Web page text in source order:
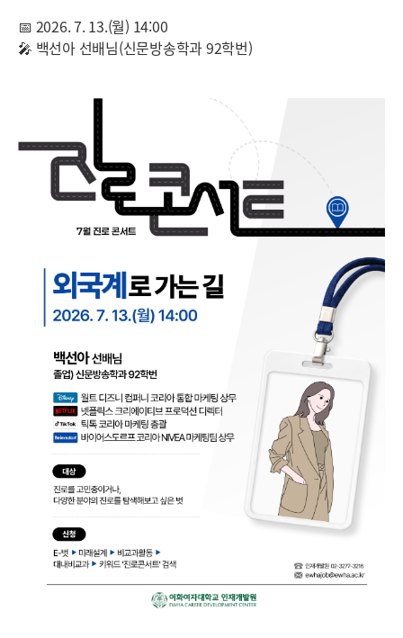
📅 2026. 7. 13.(월) 14:00
🎤 백선아 선배님(신문방송학과 92학번)